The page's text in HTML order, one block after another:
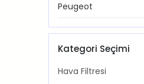
Peugeot
Kategori Seçimi
Hava Filtresi